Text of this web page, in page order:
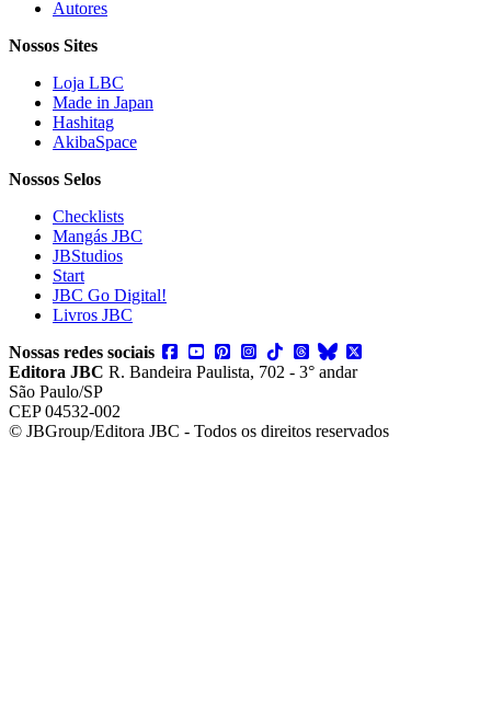
Autores
Nossos Sites
Loja LBC
Made in Japan
Hashitag
AkibaSpace
Nossos Selos
Checklists
Mangás JBC
JBStudios
Start
JBC Go Digital!
Livros JBC
Nossas redes sociais
Editora JBC R. Bandeira Paulista, 702 - 3° andar
São Paulo/SP
CEP 04532-002
© JBGroup/Editora JBC - Todos os direitos reservados